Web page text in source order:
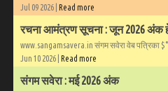
Jul 09 2026 | Read more
रचना आमंत्रण सूचना : जून 2026 अंक
www.sangamsavera.in संगम सवेरा वेब पत्रिका
Jun 10 2026 | Read more
संगम सवेरा : मई 2026 अंक